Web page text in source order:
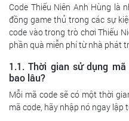
Code Thiếu Niên Anh Hùng là
đồng game thủ trong các sự
code vào trong trò chơi Thiếu
phần quà miễn phí từ nhà phát
1.1. Thời gian sử dụng
bao lâu?
Mỗi mã code sẽ có một thời
mã code, hãy nhập nó ngay lập